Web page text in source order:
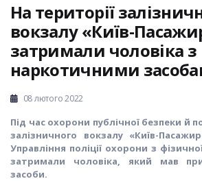
На території
вокзалу «Київ-
затримали чоловіка з
наркотичними
08 лютого 2022
Під час охорони публічної безпеки й
залізничного вокзалу «Київ-
Управління поліції охорони з
затримали чоловіка, який мав
засоби.